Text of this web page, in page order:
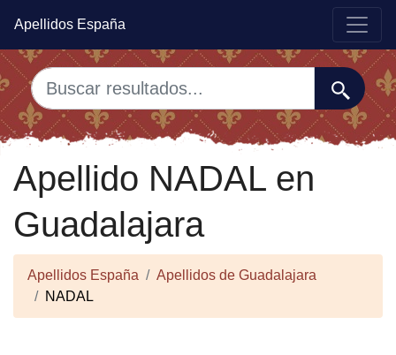
Apellidos España
Apellido NADAL en
Guadalajara
Apellidos España
Apellidos de Guadalajara
NADAL